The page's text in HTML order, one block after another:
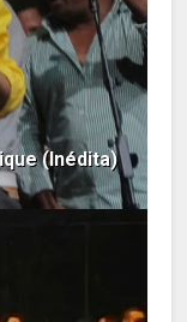
(Inédita)